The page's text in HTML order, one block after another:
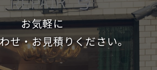
お気軽に
せ・お見積りください。